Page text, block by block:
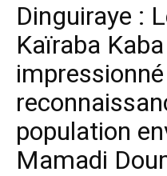
Dinguiraye :
Kaïraba
population
Mamadi